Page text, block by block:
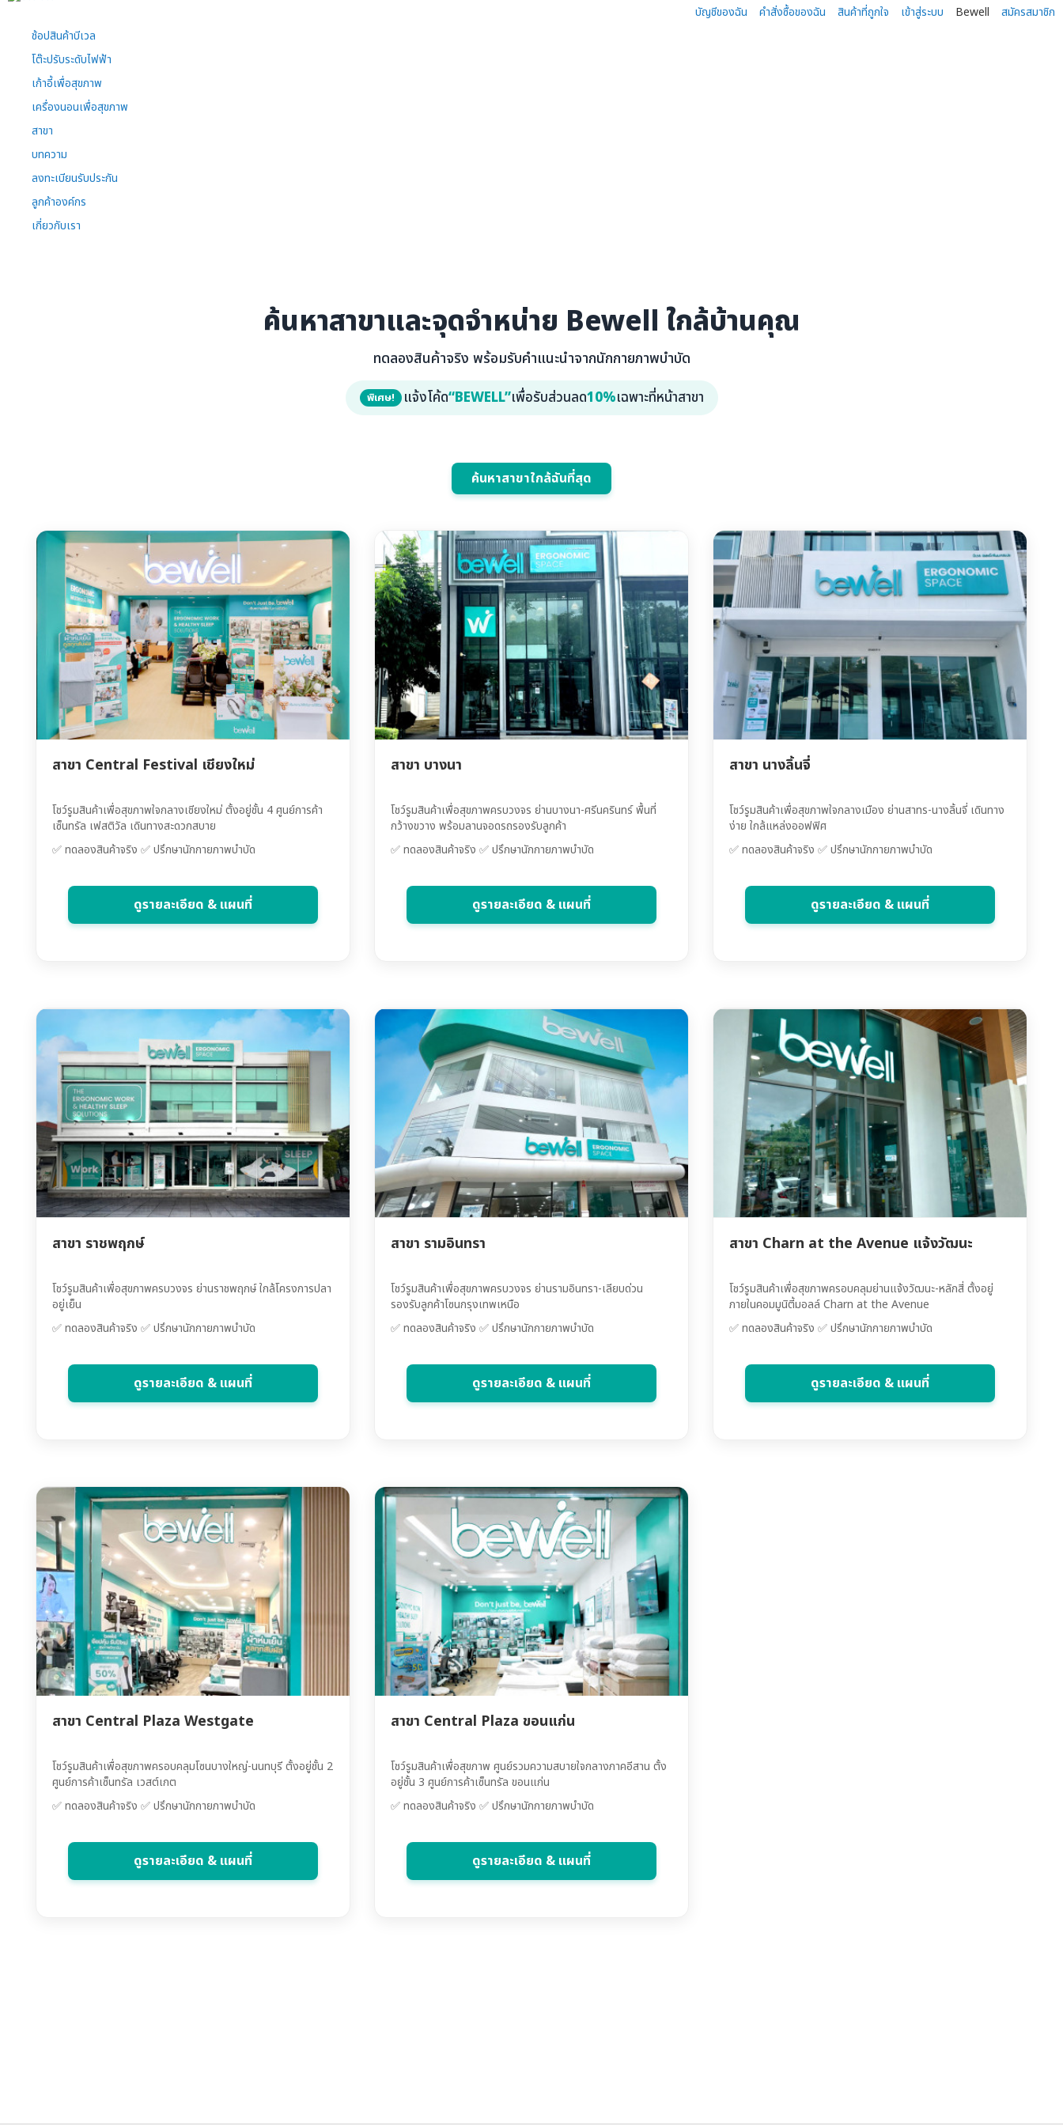
บัญชีของฉัน
คำสั่งซื้อของฉัน สินค้าที่ถูกใจ เข้าสู่ระบบ Bewell สมัครสมาชิก
เนื้อหา
ช้อปสินค้าบีเวล
โต๊ะปรับระดับไฟฟ้า
เก้าอี้เพื่อสุขภาพ
เครื่องนอนเพื่อสุขภาพ
สาขา
บทความ
ลงทะเบียนรับประกัน
ลูกค้าองค์กร
เกี่ยวกับเรา
ค้นหาสาขาและจุดจำหน่าย Bewell ใกล้บ้านคุณ
ทดลองสินค้าจริง พร้อมรับคำแนะนำจากนักกายภาพบำบัด
แจ้งโค้ด“BEWELL”เพื่อรับส่วนลด10%เฉพาะที่หน้าสาขา
ค้นหาสาขาใกล้ฉันที่สุด
สาขา Central Festival เชียงใหม่
โชว์รูมสินค้าเพื่อสุขภาพใจกลางเชียงใหม่ ตั้งอยู่ชั้น 4 ศูนย์การค้า
เซ็นทรัล เฟสติวัล เดินทางสะดวกสบาย
✅ ทดลองสินค้าจริง ✅ ปรึกษานักกายภาพบำบัด
สาขา บางนา
โชว์รูมสินค้าเพื่อสุขภาพครบวงจร ย่านบางนา-ศรีนครินทร์ พื้นที่
กว้างขวาง พร้อมลานจอดรถรองรับลูกค้า
✅ ทดลองสินค้าจริง ✅ ปรึกษานักกายภาพบำบัด
สาขา นางลิ้นจี่
โชว์รูมสินค้าเพื่อสุขภาพใจกลางเมือง ย่านสาทร-นางลิ้นจี่ เดินทาง
ง่าย ใกล้แหล่งออฟฟิศ
✅ ทดลองสินค้าจริง ✅ ปรึกษานักกายภาพบำบัด
สาขา ราชพฤกษ์
โชว์รูมสินค้าเพื่อสุขภาพครบวงจร ย่านราชพฤกษ์ ใกล้โครงการปลา
อยู่เย็น
✅ ทดลองสินค้าจริง ✅ ปรึกษานักกายภาพบำบัด
สาขา รามอินทรา
โชว์รูมสินค้าเพื่อสุขภาพครบวงจร ย่านรามอินทรา-เลียบด่วน
รองรับลูกค้าโซนกรุงเทพเหนือ
✅ ทดลองสินค้าจริง ✅ ปรึกษานักกายภาพบำบัด
สาขา Charn at the Avenue แจ้งวัฒนะ
โชว์รูมสินค้าเพื่อสุขภาพครอบคลุมย่านแจ้งวัฒนะ-หลักสี่ ตั้งอยู่
ภายในคอมมูนิตี้มอลล์ Charn at the Avenue
✅ ทดลองสินค้าจริง ✅ ปรึกษานักกายภาพบำบัด
สาขา Central Plaza Westgate
โชว์รูมสินค้าเพื่อสุขภาพครอบคลุมโซนบางใหญ่-นนทบุรี ตั้งอยู่ชั้น 2
ศูนย์การค้าเซ็นทรัล เวสต์เกต
✅ ทดลองสินค้าจริง ✅ ปรึกษานักกายภาพบำบัด
สาขา Central Plaza ขอนแก่น
โชว์รูมสินค้าเพื่อสุขภาพ ศูนย์รวมความสบายใจกลางภาคอีสาน ตั้ง
อยู่ชั้น 3 ศูนย์การค้าเซ็นทรัล ขอนแก่น
✅ ทดลองสินค้าจริง ✅ ปรึกษานักกายภาพบำบัด